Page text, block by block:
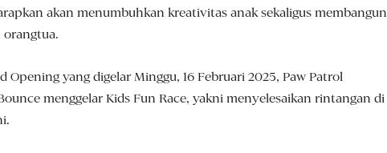
akan menumbuhkan kreativitas anak sekaligus membangun
Opening yang digelar Minggu, 16 Februari 2025, Paw Patrol
menggelar Kids Fun Race, yakni menyelesaikan rintangan di